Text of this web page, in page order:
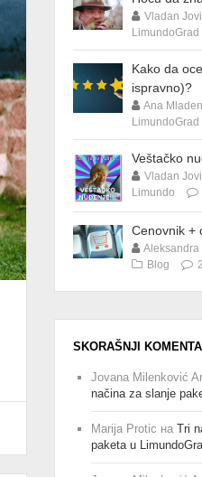
Vladan
LimundoGrad
Kako da
ispravno)?
Ana
LimundoGrad
Veštačko
Vladan
Limundo
Cenovnik +
Aleksandra
Blog
SKORAŠNJI
Jovana Milenković
načina za slanje
Marija Protic наTri
paketa u